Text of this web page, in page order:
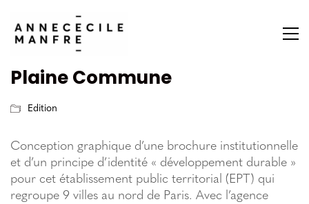
Plaine Commune
Edition
Conception graphique d’une brochure institutionnelle
et d’un principe d’identité « développement durable »
pour cet établissement public territorial (EPT) qui
regroupe 9 villes au nord de Paris. Avec l’agence